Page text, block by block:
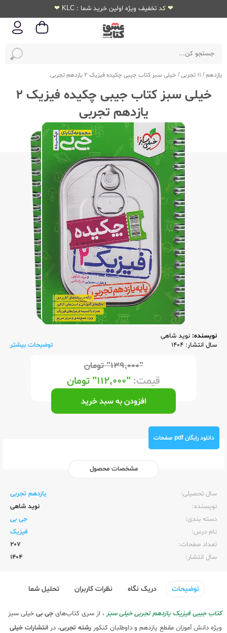
❤ کد تخفیف ویژه اولین خرید شما : KLC ❤
یازدهم/ 11 تجربی / خیلی سبز کتاب جیبی چکیده فیزیک 2 یازدهم تجربی
خیلی سبز کتاب جیبی چکیده فیزیک 2
یازدهم تجربی
نویسنده: نوید شاهی
سال انتشار: 1404
توضیحات بیشتر
"۱۳۹,۰۰۰" تومان
قیمت: "۱۱۲,۰۰۰" تومان
افزودن به سبد خرید
دانلود رایگان pdf صفحات
مشخصات محصول
سال تحصیلی:‌
یازدهم تجربی
نویسنده:‌
نوید شاهی
دسته بندی:
جی بی
نام درس:
فیزیک
تعداد صفحات:‌
207
سال انتشار:‌
1404
توضیحات دریک نگاه نظرات کاربران تحلیل شما
کتاب جیبی فیزیک یازدهم تجربی خیلی سبز، از سری کتاب‌های جی بی خیلی سبز
ویژه دانش آموزان مقطع یازدهم و داوطلبان کنکور رشته تجربی، در انتشارات خیلی